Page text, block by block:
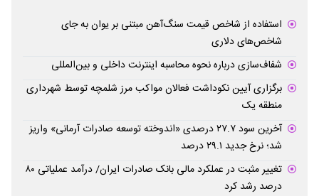
استفاده از شاخص قیمت سنگ‌آهن مبتنی بر یوان به جای
شاخص‌های دلاری
شفاف‌سازی درباره نحوه محاسبه اینترنت داخلی و بین‌المللی
برگزاری آیین نکوداشت فعالان مواکب مرز شلمچه توسط شهرداری
منطقه یک
آخرین سود ۲۷.۷ درصدی «اندوخته توسعه صادرات آرمانی» واریز
شد؛ نرخ جدید ۲۹.۱ درصد
تغییر مثبت در عملکرد مالی بانک صادرات ایران/ درآمد عملیاتی ۸۰
درصد رشد کرد